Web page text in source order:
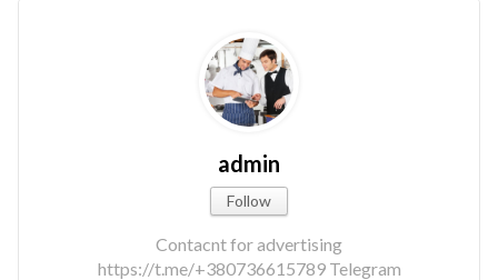
admin
Follow
Contacnt for advertising
https://t.me/+380736615789 Telegram